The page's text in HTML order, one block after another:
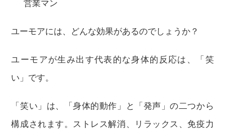
営業マン
ユーモアには、どんな効果があるのでしょうか？
ユーモアが生み出す代表的な身体的反応は、「笑
い」です。
「笑い」は、「身体的動作」と「発声」の二つから
構成されます。ストレス解消、リラックス、免疫力